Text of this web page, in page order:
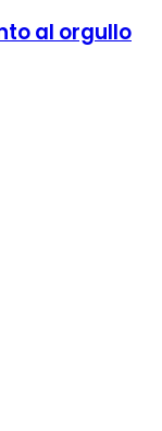
al orgullo